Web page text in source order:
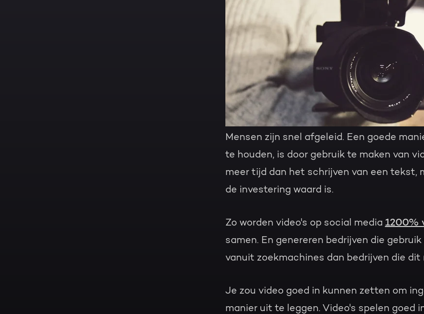
Mensen zijn snel afgeleid. Een goede
te houden, is door gebruik te maken van
meer tijd dan het schrijven van een
de investering waard is.
Zo worden video's op social media 1200%
samen. En genereren bedrijven die
vanuit zoekmachines dan bedrijven die dit
Je zou video goed in kunnen zetten om
manier uit te leggen. Video's spelen goed